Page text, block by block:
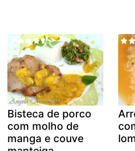
Bisteca de porco
com molho de
manga e couve